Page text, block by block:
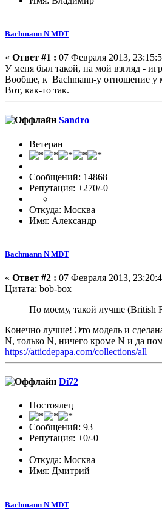
Bachmann N MDT
« Ответ #1 : 07 Февраля 2013,
У меня был такой, на мой взгляд -
Вообще, к Bachmann-у отношение у
Вот, как-то так.
Sandro
Ветеран
Сообщений: 14868
Репутация: +270/-0
Откуда: Москва
Имя: Александр
Bachmann N MDT
« Ответ #2 : 07 Февраля 2013,
Цитата: bob-box
По моему, такой лучше (British
Конечно лучше! Это модель и
N, только N, ничего кроме N и да
https://atticdepapa.com/collections/all
Di72
Постоялец
Сообщений: 93
Репутация: +0/-0
Откуда: Москва
Имя: Дмитрий
Bachmann N MDT